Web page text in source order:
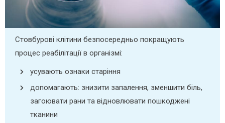
Стовбурові клітини безпосередньо покращують
процес реабілітації в організмі:
усувають ознаки старіння
допомагають: знизити запалення, зменшити біль,
загоювати рани та відновлювати пошкоджені
тканини